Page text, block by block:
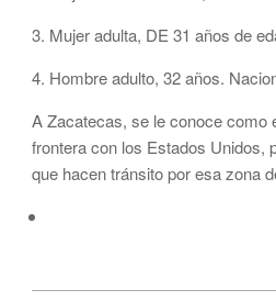
3. Mujer adulta, DE 31 años de
4. Hombre adulto, 32 años.
A Zacatecas, se le conoce como
frontera con los Estados Unidos,
que hacen tránsito por esa zona